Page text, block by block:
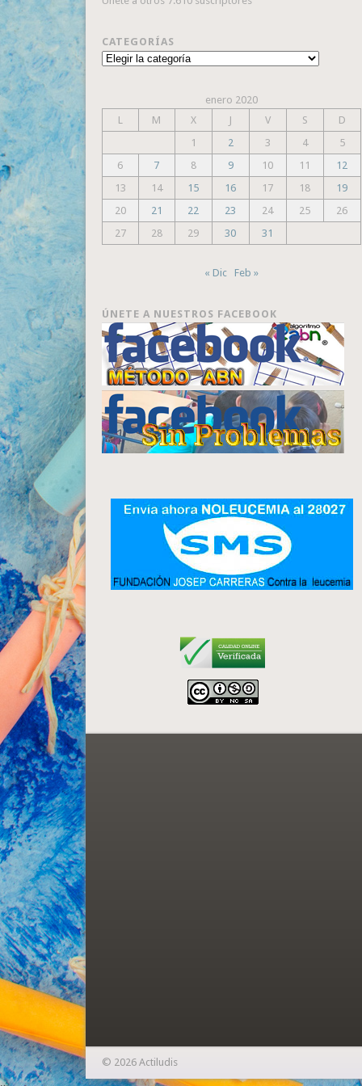
CATEGORÍAS
Categorías
enero 2020
L
M X J V S
D
1
2 3 4
5
6
7 8 9 10 11
12
13
14 15 16 17 18
19
20
21 22 23 24 25
26
27
28 29 30 31
« Dic Feb »
ÚNETE A NUESTROS FACEBOOK
© 2026 Actiludis